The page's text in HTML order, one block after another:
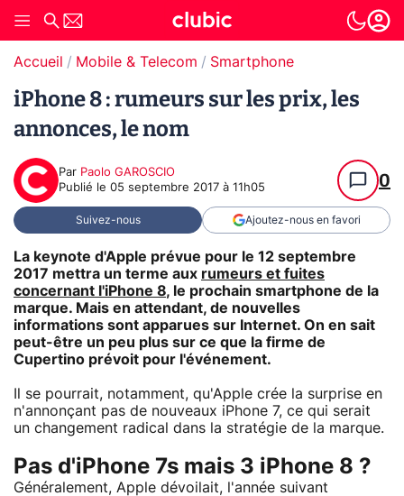
Accueil Mobile & Telecom Smartphone
iPhone 8 : rumeurs sur les prix, les
annonces, le nom
Par Paolo GAROSCIO
Publié le 05 septembre 2017 à 11h05 0
Suivez-nous Ajoutez-nous en favori
La keynote d'Apple prévue pour le 12 septembre
2017 mettra un terme aux rumeurs et fuites
concernant l'iPhone 8, le prochain smartphone de la
marque. Mais en attendant, de nouvelles
informations sont apparues sur Internet. On en sait
peut-être un peu plus sur ce que la firme de
Cupertino prévoit pour l'événement.
Il se pourrait, notamment, qu'Apple crée la surprise en
n'annonçant pas de nouveaux iPhone 7, ce qui serait
un changement radical dans la stratégie de la marque.
Pas d'iPhone 7s mais 3 iPhone 8 ?
Généralement, Apple dévoilait, l'année suivant